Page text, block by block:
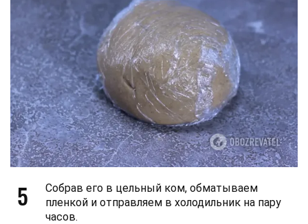
5
Собрав его в цельный ком, обматываем
пленкой и отправляем в холодильник на пару
часов.